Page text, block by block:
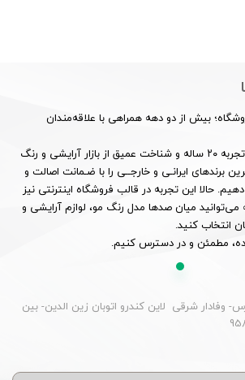
بیش از دو دهه همراهی با علاقه‌مندان
ما در ایرج گالری با تکیه بر تجربه ۲۰ ساله و شناخت عمیق از بازار آرایشی و رنگ
برندهای ایرانـی و خارجــی را با ضـمانت اصالت و
حالا این تجربه در قالب فروشگاه اینترنتی نیز
میان صدها مدل رنگ مو، لوازم آرایشی و
انتخاب کنید.
مطمئن و در دسترس کنیم.
وفادار شرقی لاین کندرو اتوبان زین الدین- بین